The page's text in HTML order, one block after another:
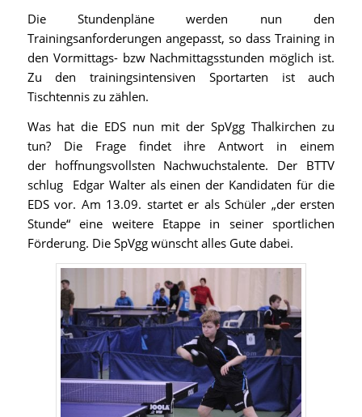
Die Stundenpläne werden nun den
Trainingsanforderungen angepasst, so dass Training in
den Vormittags- bzw Nachmittagsstunden möglich ist.
Zu den trainingsintensiven Sportarten ist auch
Tischtennis zu zählen.
Was hat die EDS nun mit der SpVgg Thalkirchen zu
tun? Die Frage findet ihre Antwort in einem
der hoffnungsvollsten Nachwuchstalente. Der BTTV
schlug Edgar Walter als einen der Kandidaten für die
EDS vor. Am 13.09. startet er als Schüler „der ersten
Stunde“ eine weitere Etappe in seiner sportlichen
Förderung. Die SpVgg wünscht alles Gute dabei.